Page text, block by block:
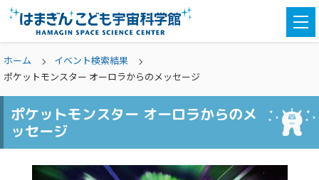
ホーム
イベント検索結果
ポケットモンスター オーロラからのメッセージ
ポケットモンスター オーロラからのメ
ッセージ